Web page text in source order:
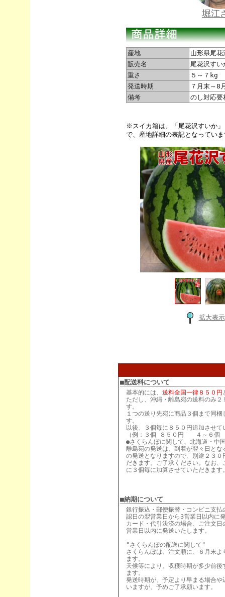
堀江
産地
山形県尾花
販売名
尾花沢す
重さ
５～７kg
発送時期
７月末～8
備考
のし対応要
※スイカ箱は、「尾花沢すいか
で、産地詳細の表記となってい
拡大表示
■配送料について
基本的には、 送料全国一律８５０円
ただし、沖縄・離島宛の送料のみ２
す。
１つの送り先宛に商品３個まで同梱
す。
以後、３個毎に８５０円追加させて
（例：３個 ８５０円 ４～６個
●さくらんぼに関して、北海道・中
離島宛の発送は、到着が翌々日とな
の発送となりますので、別途２３０
だきます。ご了承ください。なお、
に３個毎に加算させていただきます
■納期について
銀行振込・郵便振替・コンビニ支払
認日の翌営業日から3営業日以内に
カード・代引決済の場合、ご注文日
営業日以内に発送いたします。
"さくらんぼの配送に関して"
さくらんぼは、注文順に、６月末よ
ます。
天候等により、収穫時期が多少前後
ます。
発送時期が、予定より早まる場合や
いますが、予めご了承願います。